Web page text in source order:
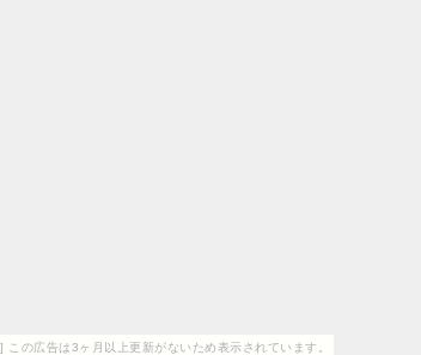
この広告は3ヶ月以上更新がないため表示されています。